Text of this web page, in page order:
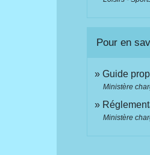
Pour en
Guide
Ministère
Ministère